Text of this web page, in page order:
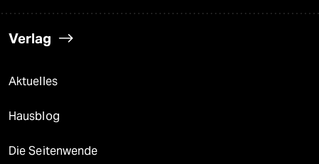
Verlag
Aktuelles
Hausblog
Die Seitenwende